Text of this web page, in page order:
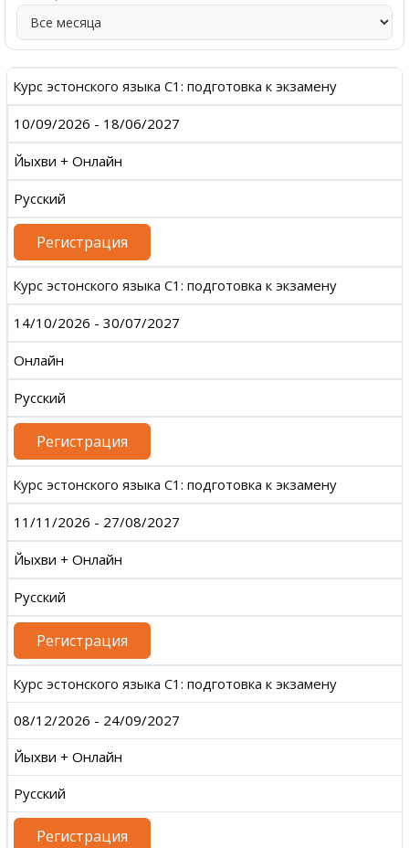
Курс эстонского языка С1: подготовка к экзамену
10/09/2026 - 18/06/2027
Йыхви + Онлайн
Русский
Регистрация
Курс эстонского языка С1: подготовка к экзамену
14/10/2026 - 30/07/2027
Онлайн
Русский
Регистрация
Курс эстонского языка С1: подготовка к экзамену
11/11/2026 - 27/08/2027
Йыхви + Онлайн
Русский
Регистрация
Курс эстонского языка С1: подготовка к экзамену
08/12/2026 - 24/09/2027
Йыхви + Онлайн
Русский
Регистрация